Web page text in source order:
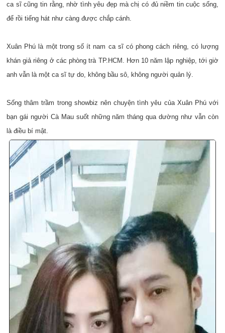
ca sĩ cũng tin rằng, nhờ tình yêu đẹp mà chị có đủ niềm tin cuộc sống,
để rồi tiếng hát như càng được chắp cánh.
Xuân Phú là một trong số ít nam ca sĩ có phong cách riêng, có lượng
khán giả riêng ở các phòng trà TP.HCM. Hơn 10 năm lập nghiệp, tới giờ
anh vẫn là một ca sĩ tự do, không bầu sô, không người quản lý.
Sống thâm trầm trong showbiz nên chuyện tình yêu của Xuân Phú với
bạn gái người Cà Mau suốt những năm tháng qua dường như vẫn còn
là điều bí mật.